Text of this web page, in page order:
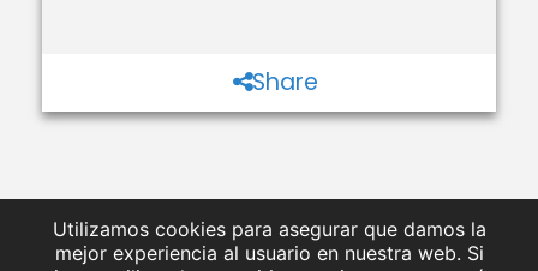
Share
Utilizamos cookies para asegurar que damos la
mejor experiencia al usuario en nuestra web. Si